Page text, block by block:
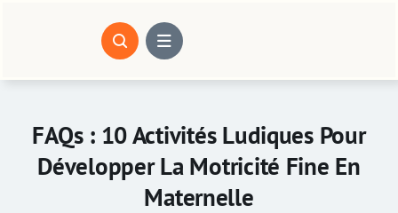
FAQs : 10 Activités Ludiques Pour
Développer La Motricité Fine En
Maternelle